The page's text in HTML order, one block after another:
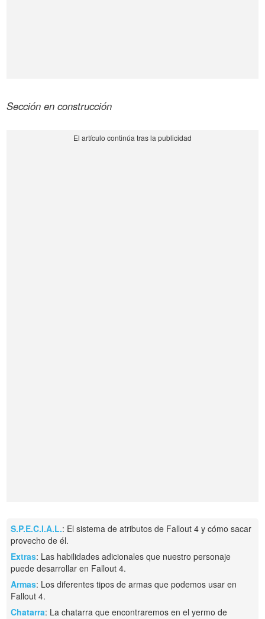
Sección en construcción
S.P.E.C.I.A.L.: El sistema de atributos de Fallout 4 y cómo sacar
provecho de él.
Extras: Las habilidades adicionales que nuestro personaje
puede desarrollar en Fallout 4.
Armas: Los diferentes tipos de armas que podemos usar en
Fallout 4.
Chatarra: La chatarra que encontraremos en el yermo de